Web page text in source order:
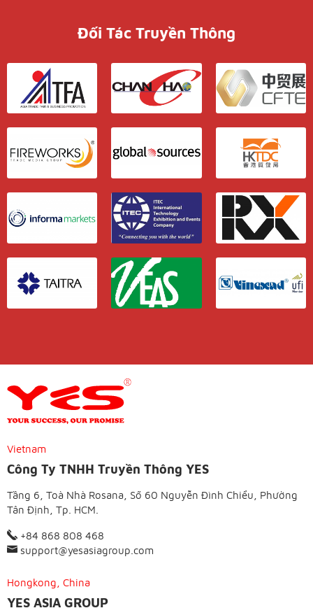
Đối Tác Truyền Thông
Vietnam
Công Ty TNHH Truyền Thông YES
Tầng 6, Toà Nhà Rosana, Số 60 Nguyễn Đình Chiểu, Phường
Tân Định, Tp. HCM.
+84 868 808 468
support@yesasiagroup.com
Hongkong, China
YES ASIA GROUP